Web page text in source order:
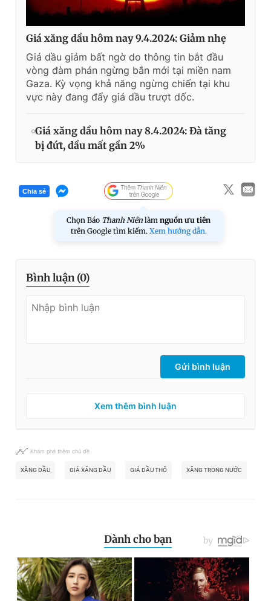
Giá xăng dầu hôm nay 9.4.2024: Giảm nhẹ
Giá dầu giảm bất ngờ do thông tin bắt đầu
vòng đàm phán ngừng bắn mới tại miền nam
Gaza. Kỳ vọng khả năng ngừng chiến tại khu
vực này đang đẩy giá dầu trượt dốc.
Giá xăng dầu hôm nay 8.4.2024: Đà tăng
bị đứt, dầu mất gần 2%
Chia sẻ
Chọn Báo Thanh Niên làm nguồn ưu tiên
trên Google tìm kiếm. Xem hướng dẫn.
Bình luận (0)
Gửi bình luận
Xem thêm bình luận
Khám phá thêm chủ đề
XĂNG DẦU GIÁ XĂNG DẦU GIÁ DẦU THÔ XĂNG TRONG NƯỚC